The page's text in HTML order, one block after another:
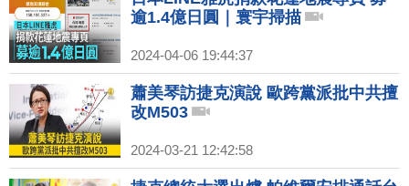
逾1.4億日圓｜寰宇掃描
2024-04-06 19:44:37
蕭美琴訪捷克演說 歐跨黨派批中共擅
改M503
2024-03-21 12:42:58